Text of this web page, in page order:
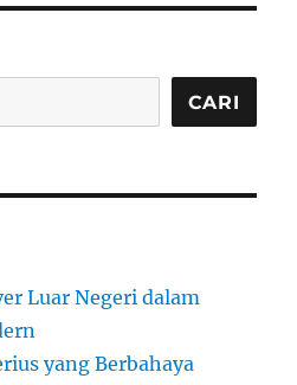
CARI
Luar Negeri dalam
yang Berbahaya